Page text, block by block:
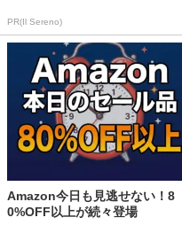
PR(Il Sereno)
Amazon今日も見逃せない！8
0%OFF以上が続々登場